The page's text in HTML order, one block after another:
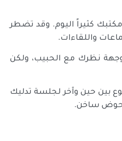
كثيراً اليوم. وقد تضطر
واللقاءات.
نظرك مع الحبيب، ولكن
بين حين وآخر لجلسة تدليك
حوض ساخن.